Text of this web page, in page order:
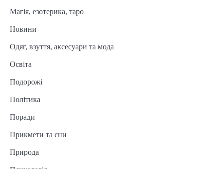
Магія, езотерика, таро
Новини
Одяг, взуття, аксесуари та мода
Освіта
Подорожі
Політика
Поради
Прикмети та сни
Природа